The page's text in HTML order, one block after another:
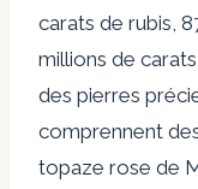
carats de rubis,
millions de
des pierres
comprennent
topaze rose de